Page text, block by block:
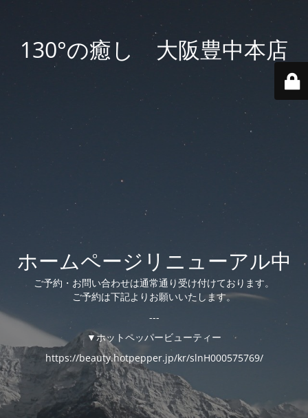
130°の癒し 大阪豊中本店
ホームページリニューアル中
ご予約・お問い合わせは通常通り受け付けております。
ご予約は下記よりお願いいたします。
---
▼ホットペッパービューティー
https://beauty.hotpepper.jp/kr/slnH000575769/